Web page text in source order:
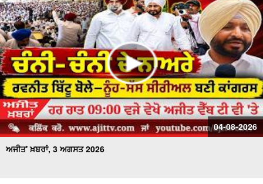
04-08-2026
ਅਜੀਤ' ਖ਼ਬਰਾਂ, 3 ਅਗਸਤ 2026